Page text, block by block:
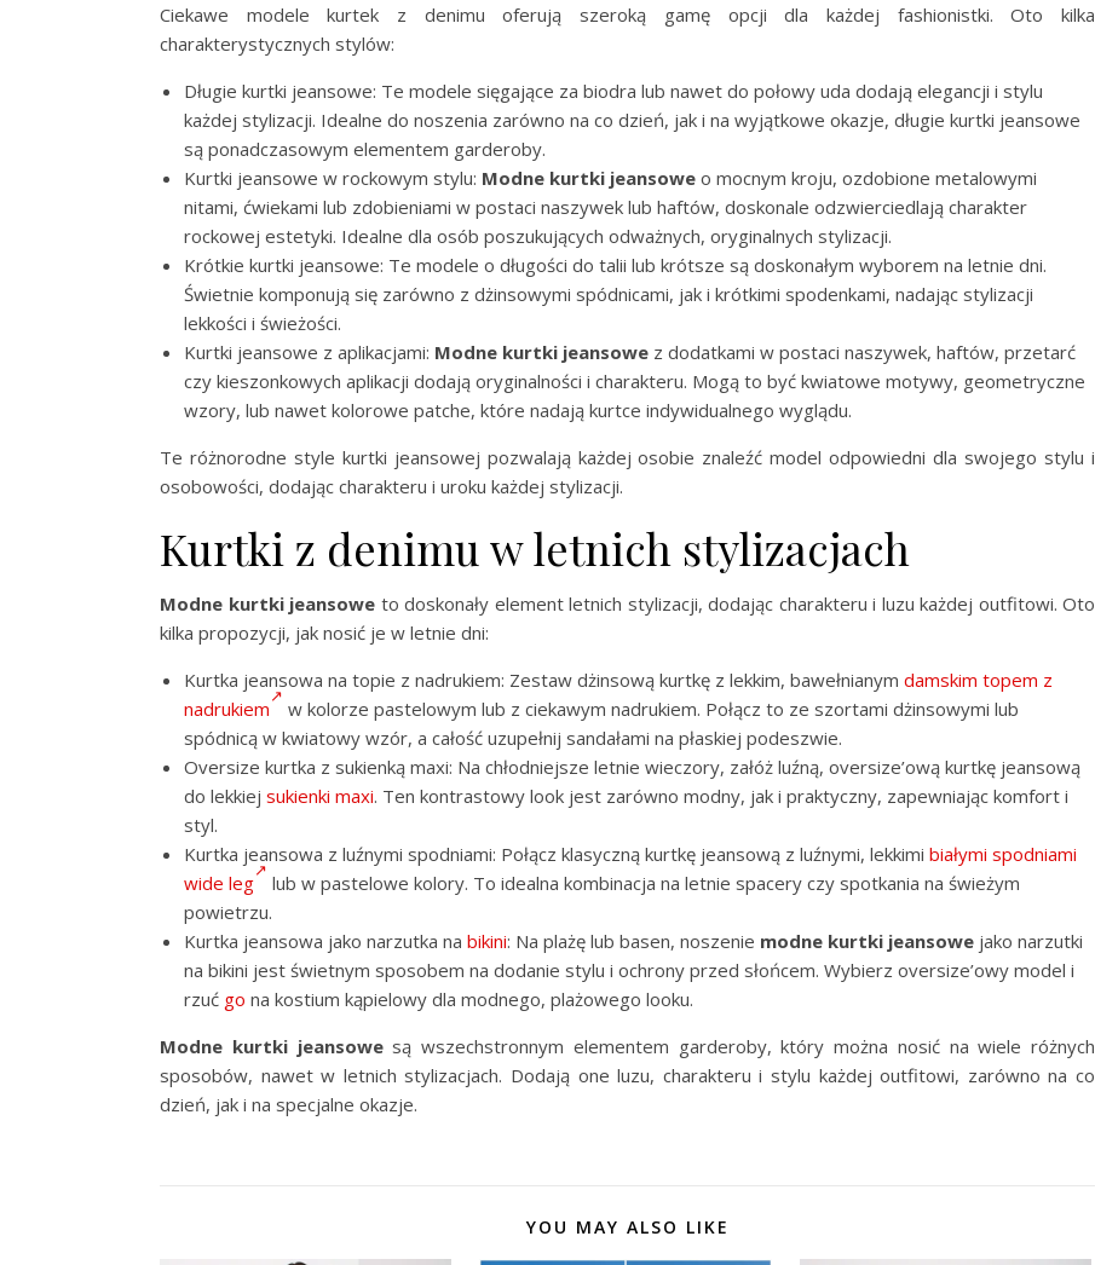
Ciekawe modele kurtek z denimu oferują szeroką gamę opcji dla każdej fashionistki. Oto kilka
charakterystycznych stylów:
Długie kurtki jeansowe: Te modele sięgające za biodra lub nawet do połowy uda dodają elegancji i stylu
każdej stylizacji. Idealne do noszenia zarówno na co dzień, jak i na wyjątkowe okazje, długie kurtki jeansowe
są ponadczasowym elementem garderoby.
Kurtki jeansowe w rockowym stylu: Modne kurtki jeansowe o mocnym kroju, ozdobione metalowymi
nitami, ćwiekami lub zdobieniami w postaci naszywek lub haftów, doskonale odzwierciedlają charakter
rockowej estetyki. Idealne dla osób poszukujących odważnych, oryginalnych stylizacji.
Krótkie kurtki jeansowe: Te modele o długości do talii lub krótsze są doskonałym wyborem na letnie dni.
Świetnie komponują się zarówno z dżinsowymi spódnicami, jak i krótkimi spodenkami, nadając stylizacji
lekkości i świeżości.
Kurtki jeansowe z aplikacjami: Modne kurtki jeansowe z dodatkami w postaci naszywek, haftów, przetarć
czy kieszonkowych aplikacji dodają oryginalności i charakteru. Mogą to być kwiatowe motywy, geometryczne
wzory, lub nawet kolorowe patche, które nadają kurtce indywidualnego wyglądu.
Te różnorodne style kurtki jeansowej pozwalają każdej osobie znaleźć model odpowiedni dla swojego stylu i
osobowości, dodając charakteru i uroku każdej stylizacji.
Kurtki z denimu w letnich stylizacjach
Modne kurtki jeansowe to doskonały element letnich stylizacji, dodając charakteru i luzu każdej outfitowi. Oto
kilka propozycji, jak nosić je w letnie dni:
Kurtka jeansowa na topie z nadrukiem: Zestaw dżinsową kurtkę z lekkim, bawełnianym damskim topem z
nadrukiem
w kolorze pastelowym lub z ciekawym nadrukiem. Połącz to ze szortami dżinsowymi lub
spódnicą w kwiatowy wzór, a całość uzupełnij sandałami na płaskiej podeszwie.
Oversize kurtka z sukienką maxi: Na chłodniejsze letnie wieczory, załóż luźną, oversize’ową kurtkę jeansową
do lekkiej sukienki maxi. Ten kontrastowy look jest zarówno modny, jak i praktyczny, zapewniając komfort i
styl.
Kurtka jeansowa z luźnymi spodniami: Połącz klasyczną kurtkę jeansową z luźnymi, lekkimi białymi spodniami
wide leg
lub w pastelowe kolory. To idealna kombinacja na letnie spacery czy spotkania na świeżym
powietrzu.
Kurtka jeansowa jako narzutka na bikini: Na plażę lub basen, noszenie modne kurtki jeansowe jako narzutki
na bikini jest świetnym sposobem na dodanie stylu i ochrony przed słońcem. Wybierz oversize’owy model i
rzuć go na kostium kąpielowy dla modnego, plażowego looku.
Modne kurtki jeansowesą wszechstronnym elementem garderoby, który można nosić na wiele różnych
sposobów, nawet w letnich stylizacjach. Dodają one luzu, charakteru i stylu każdej outfitowi, zarówno na co
dzień, jak i na specjalne okazje.
YOU MAY ALSO LIKE